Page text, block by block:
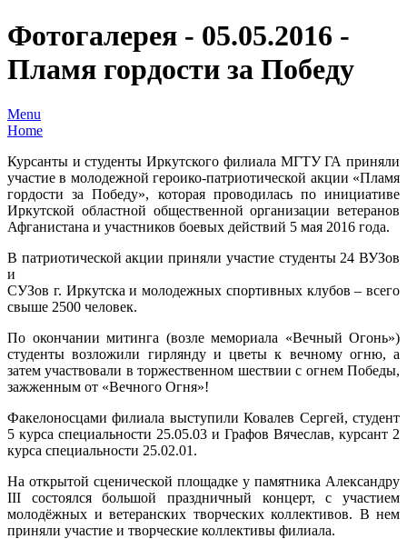
Фотогалерея - 05.05.2016 -
Пламя гордости за Победу
Menu
Home
Курсанты и студенты Иркутского филиала МГТУ ГА приняли
участие в молодежной героико-патриотической акции «Пламя
гордости за Победу», которая проводилась по инициативе
Иркутской областной общественной организации ветеранов
Афганистана и участников боевых действий 5 мая 2016 года.
В патриотической акции приняли участие студенты 24 ВУЗов
и
СУЗов г. Иркутска и молодежных спортивных клубов – всего
свыше 2500 человек.
По окончании митинга (возле мемориала «Вечный Огонь»)
студенты возложили гирлянду и цветы к вечному огню, а
затем участвовали в торжественном шествии с огнем Победы,
зажженным от «Вечного Огня»!
Факелоносцами филиала выступили Ковалев Сергей, студент
5 курса специальности 25.05.03 и Графов Вячеслав, курсант 2
курса специальности 25.02.01.
На открытой сценической площадке у памятника Александру
III состоялся большой праздничный концерт, с участием
молодёжных и ветеранских творческих коллективов. В нем
приняли участие и творческие коллективы филиала.